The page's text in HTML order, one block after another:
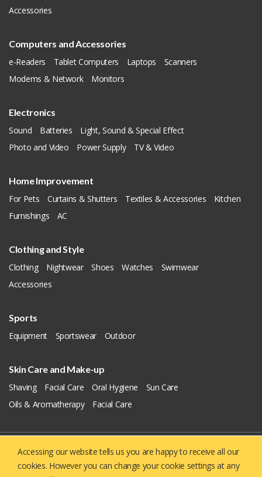
Accessories
Computers and Accessories
e-Readers
Tablet Computers Laptops
Scanners
Modems & Network
Monitors
Electronics
Sound
Batteries
Light, Sound & Special Effect
Photo and Video
Power Supply TV & Video
Home Improvement
For Pets
Curtains & Shutters Textiles & Accessories
Kitchen
Furnishings
AC
Clothing and Style
Clothing
Nightwear Shoes Watches
Swimwear
Accessories
Sports
Equipment
Sportswear Outdoor
Skin Care and Make-up
Shaving
Facial Care Oral Hygiene
Sun Care
Oils & Aromatherapy
Facial Care
Copyright © 2019 - 2026YellowieAll Right Reserved.
Accessing our website tells us you are happy to receive all our
cookies. However you can change your cookie settings at any